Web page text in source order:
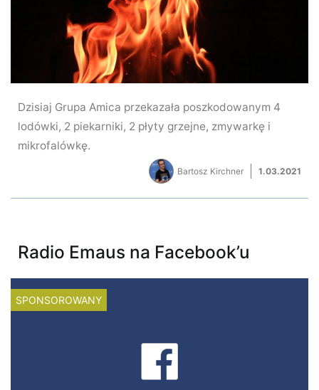
Dzisiaj Grupa Amica przekazała poszkodowanym 4
lodówki, 2 piekarniki, 2 płyty grzejne, zmywarkę i
mikrofalówkę.
Bartosz Kirchner 1.03.2021
Radio Emaus na Facebook’u
SPONSOROWANY